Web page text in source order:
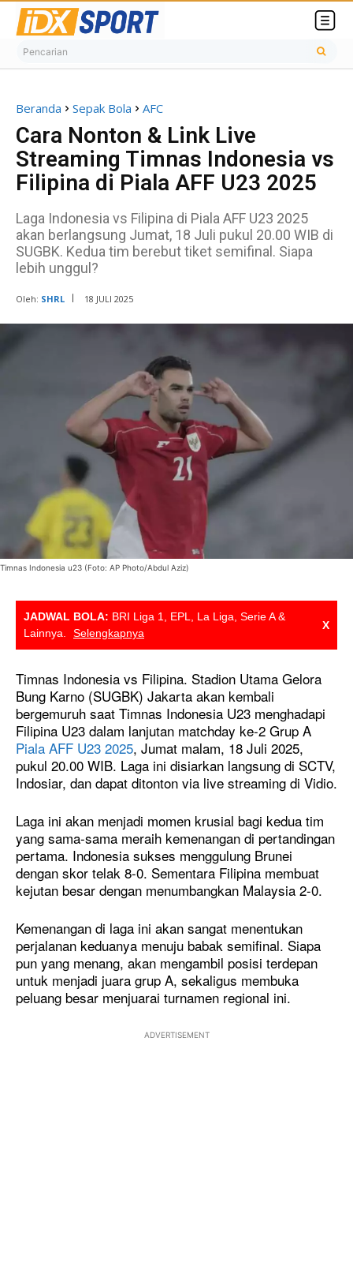
Pencarian
Beranda Sepak Bola AFC
Cara Nonton & Link Live
Streaming Timnas Indonesia vs
Filipina di Piala AFF U23 2025
Laga Indonesia vs Filipina di Piala AFF U23 2025
akan berlangsung Jumat, 18 Juli pukul 20.00 WIB di
SUGBK. Kedua tim berebut tiket semifinal. Siapa
lebih unggul?
Oleh: SHRL 18 JULI 2025
Timnas Indonesia u23 (Foto: AP Photo/Abdul Aziz)
JADWAL BOLA: BRI Liga 1, EPL, La Liga, Serie A &
Lainnya.
Selengkapnya
X
Timnas Indonesia vs Filipina. Stadion Utama Gelora
Bung Karno (SUGBK) Jakarta akan kembali
bergemuruh saat Timnas Indonesia U23 menghadapi
Filipina U23 dalam lanjutan matchday ke-2 Grup A
Piala AFF U23 2025, Jumat malam, 18 Juli 2025,
pukul 20.00 WIB. Laga ini disiarkan langsung di SCTV,
Indosiar, dan dapat ditonton via live streaming di Vidio.
Laga ini akan menjadi momen krusial bagi kedua tim
yang sama-sama meraih kemenangan di pertandingan
pertama. Indonesia sukses menggulung Brunei
dengan skor telak 8-0. Sementara Filipina membuat
kejutan besar dengan menumbangkan Malaysia 2-0.
Kemenangan di laga ini akan sangat menentukan
perjalanan keduanya menuju babak semifinal. Siapa
pun yang menang, akan mengambil posisi terdepan
untuk menjadi juara grup A, sekaligus membuka
peluang besar menjuarai turnamen regional ini.
ADVERTISEMENT